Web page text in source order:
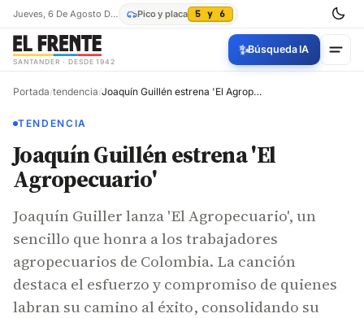
Jueves, 6 De Agosto De 2026 Pico y placa 5 y 6
SANTANDER · DESDE 1942
✨Búsqueda IA
Portada/tendencia/ Joaquín Guillén estrena 'El Agropecuario'
TENDENCIA
Joaquín Guillén estrena 'El
Agropecuario'
Joaquín Guiller lanza 'El Agropecuario', un
sencillo que honra a los trabajadores
agropecuarios de Colombia. La canción
destaca el esfuerzo y compromiso de quienes
labran su camino al éxito, consolidando su